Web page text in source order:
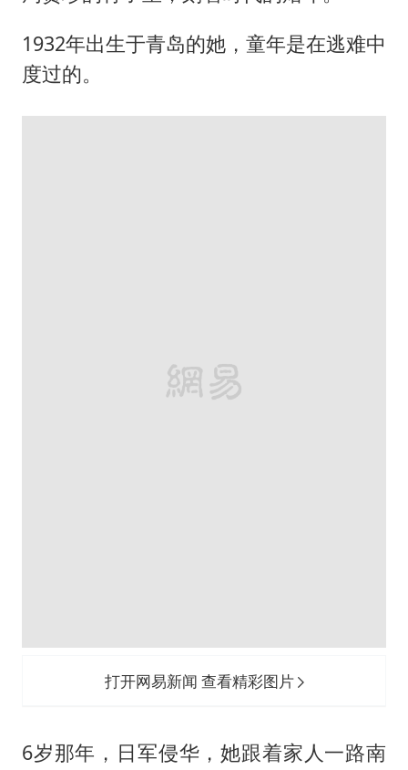
1932年出生于青岛的她，童年是在逃难中
度过的。
打开网易新闻 查看精彩图片
6岁那年，日军侵华，她跟着家人一路南